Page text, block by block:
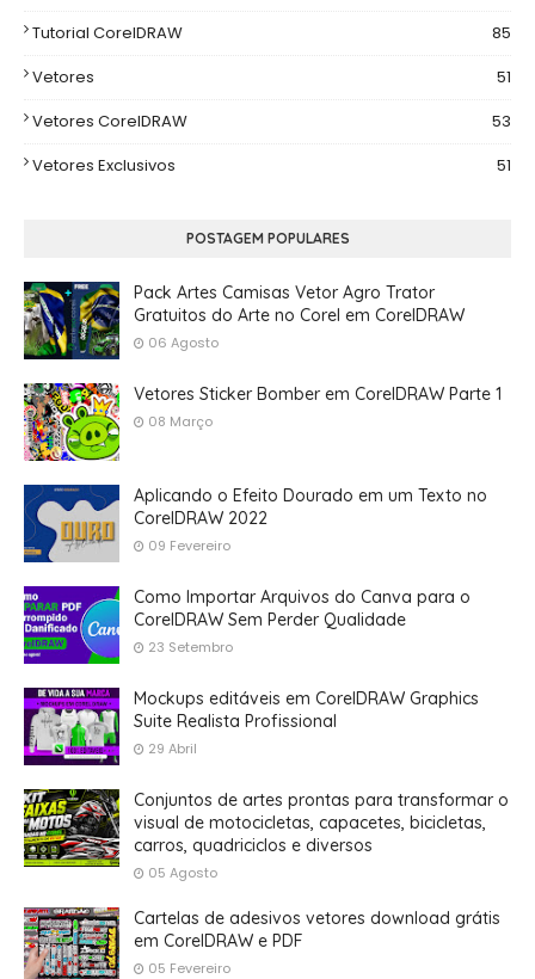
Tutorial CorelDRAW
85
Vetores
51
Vetores CorelDRAW
53
Vetores Exclusivos
51
POSTAGEM POPULARES
Pack Artes Camisas Vetor Agro Trator
Gratuitos do Arte no Corel em CorelDRAW
06 Agosto
Vetores Sticker Bomber em CorelDRAW Parte 1
08 Março
Aplicando o Efeito Dourado em um Texto no
CorelDRAW 2022
09 Fevereiro
Como Importar Arquivos do Canva para o
CorelDRAW Sem Perder Qualidade
23 Setembro
Mockups editáveis em CorelDRAW Graphics
Suite Realista Profissional
29 Abril
Conjuntos de artes prontas para transformar o
visual de motocicletas, capacetes, bicicletas,
carros, quadriciclos e diversos
05 Agosto
Cartelas de adesivos vetores download grátis
em CorelDRAW e PDF
05 Fevereiro